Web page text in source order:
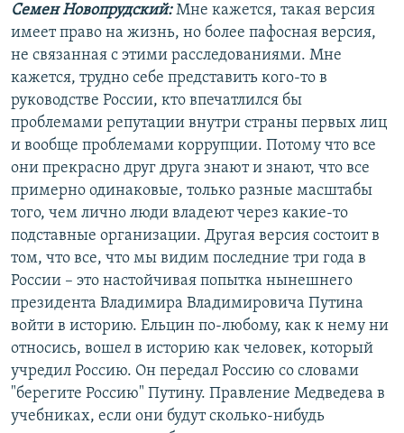
Семен Новопрудский:Мне кажется, такая версия
имеет право на жизнь, но более пафосная версия,
не связанная с этими расследованиями. Мне
кажется, трудно себе представить кого-то в
руководстве России, кто впечатлился бы
проблемами репутации внутри страны первых лиц
и вообще проблемами коррупции. Потому что все
они прекрасно друг друга знают и знают, что все
примерно одинаковые, только разные масштабы
того, чем лично люди владеют через какие-то
подставные организации. Другая версия состоит в
том, что все, что мы видим последние три года в
России – это настойчивая попытка нынешнего
президента Владимира Владимировича Путина
войти в историю. Ельцин по-любому, как к нему ни
относись, вошел в историю как человек, который
учредил Россию. Он передал Россию со словами
"берегите Россию" Путину. Правление Медведева в
учебниках, если они будут сколько-нибудь